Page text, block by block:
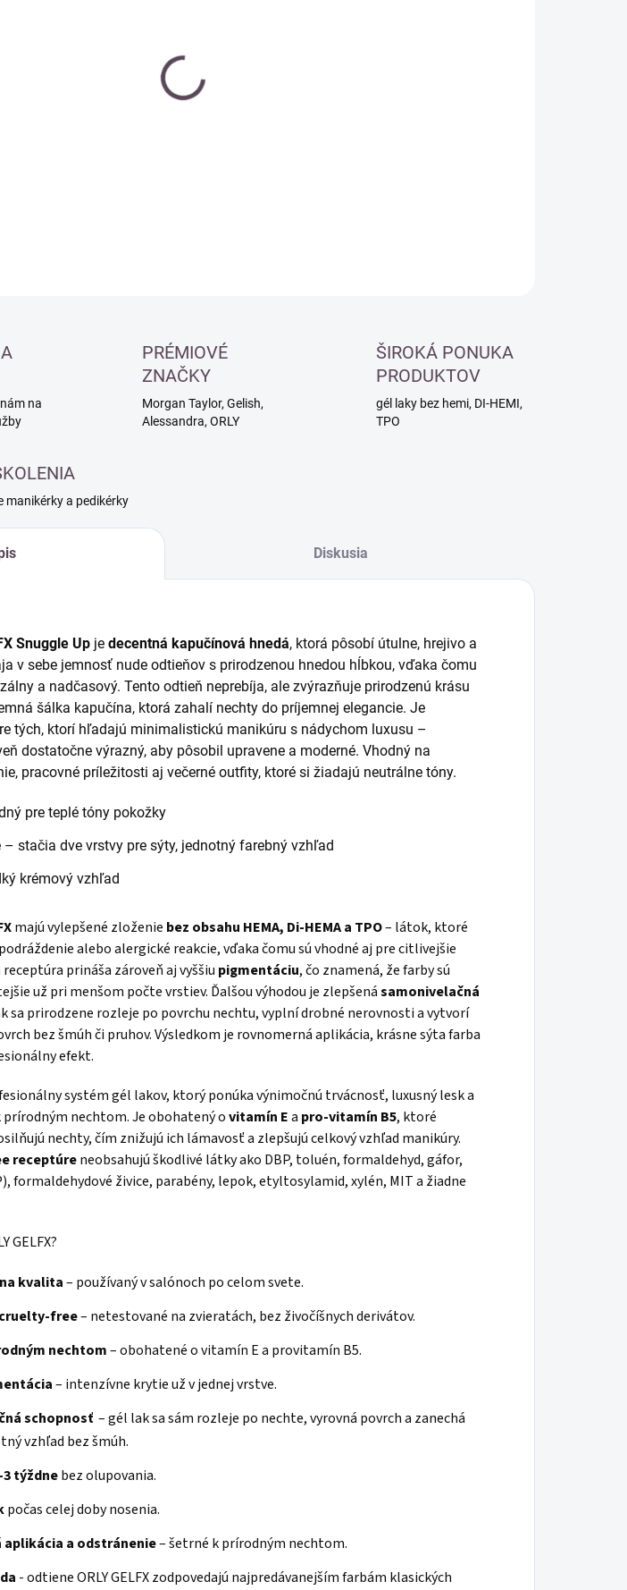
na
PRÉMIOVÉ
ZNAČKY
Morgan Taylor, Gelish,
Alessandra, ORLY
ŠIROKÁ PONUKA
PRODUKTOV
gél laky bez hemi, DI-HEMI,
TPO
manikérky a pedikérky
Diskusia
Snuggle Up je decentná kapučínová hnedá, ktorá pôsobí útulne, hrejivo a
v sebe jemnosť nude odtieňov s prirodzenou hnedou hĺbkou, vďaka čomu
a nadčasový. Tento odtieň neprebíja, ale zvýrazňuje prirodzenú krásu
šálka kapučína, ktorá zahalí nechty do príjemnej elegancie. Je
tých, ktorí hľadajú minimalistickú manikúru s nádychom luxusu –
dostatočne výrazný, aby pôsobil upravene a moderné. Vhodný na
pracovné príležitosti aj večerné outfity, ktoré si žiadajú neutrálne tóny.
pre teplé tóny pokožky
– stačia dve vrstvy pre sýty, jednotný farebný vzhľad
krémový vzhľad
majú vylepšené zloženie bez obsahu HEMA, Di-HEMA a TPO– látok, ktoré
alebo alergické reakcie, vďaka čomu sú vhodné aj pre citlivejšie
prináša zároveň aj vyššiu pigmentáciu, čo znamená, že farby sú
už pri menšom počte vrstiev. Ďalšou výhodou je zlepšenásamonivelačná
sa prirodzene rozleje po povrchu nechtu, vyplní drobné nerovnosti a vytvorí
bez šmúh či pruhov. Výsledkom je rovnomerná aplikácia, krásne sýta farba
efekt.
systém gél lakov, ktorý ponúka výnimočnú trvácnosť, luxusný lesk a
nechtom. Je obohatený ovitamín Ea pro-vitamín B5, ktoré
nechty, čím znižujú ich lámavosť a zlepšujú celkový vzhľad manikúry.
receptúreneobsahujú škodlivé látky ako DBP, toluén, formaldehyd, gáfor,
formaldehydové živice, parabény, lepok, etyltosylamid, xylén, MIT a žiadne
GELFX?
kvalita– používaný v salónoch po celom svete.
free– netestované na zvieratách, bez živočíšnych derivátov.
nechtom– obohatené o vitamín E a provitamín B5.
– intenzívne krytie už v jednej vrstve.
schopnosť – gél lak sa sám rozleje po nechte, vyrovná povrch a zanechá
vzhľad bez šmúh.
týždnebez olupovania.
počas celej doby nosenia.
aplikácia a odstránenie– šetrné k prírodným nechtom.
- odtiene ORLY GELFX zodpovedajú najpredávanejším farbám klasických